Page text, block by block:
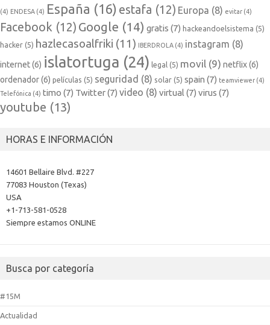
(4) ENDESA (4) España (16) estafa (12) Europa (8) evitar (4)
Facebook (12) Google (14) gratis (7) hackeandoelsistema (5)
hacker (5) hazlecasoalfriki (11) IBERDROLA (4) instagram (8)
internet(6) islatortuga (24) legal (5) movil (9) netflix(6)
ordenador(6) películas (5) seguridad (8) solar (5) spain (7) teamviewer (4)
Telefónica (4) timo (7) Twitter(7) video (8) virtual (7) virus (7)
youtube (13)
HORAS E INFORMACIÓN
14601 Bellaire Blvd. #227
77083 Houston (Texas)
USA
+1-713-581-0528
Siempre estamos ONLINE
Busca por categoría
#15M
Actualidad